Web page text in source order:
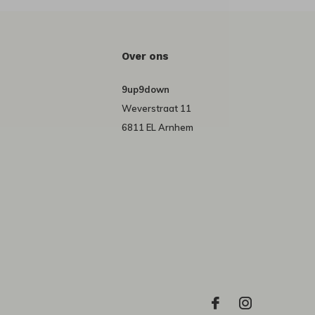
Over ons
9up9down
Weverstraat 11
6811 EL Arnhem